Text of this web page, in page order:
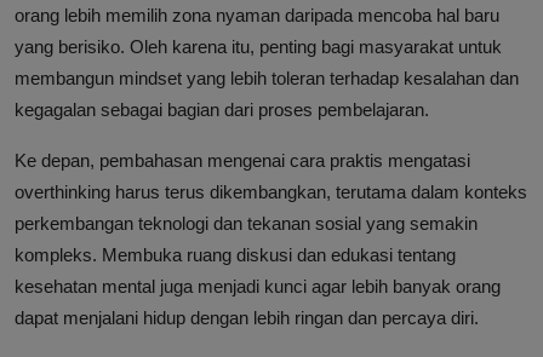
orang lebih memilih zona nyaman daripada mencoba hal baru
yang berisiko. Oleh karena itu, penting bagi masyarakat untuk
membangun mindset yang lebih toleran terhadap kesalahan dan
kegagalan sebagai bagian dari proses pembelajaran.
Ke depan, pembahasan mengenai cara praktis mengatasi
overthinking harus terus dikembangkan, terutama dalam konteks
perkembangan teknologi dan tekanan sosial yang semakin
kompleks. Membuka ruang diskusi dan edukasi tentang
kesehatan mental juga menjadi kunci agar lebih banyak orang
dapat menjalani hidup dengan lebih ringan dan percaya diri.